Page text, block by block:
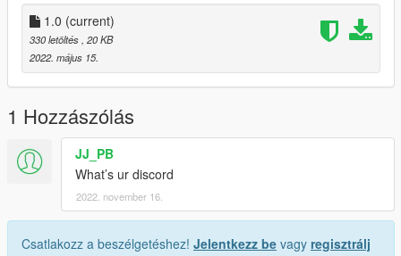
1.0 (current)
330 letöltés, 20 KB
2022. május 15.
1 Hozzászólás
JJ_PB
What’s ur discord
2022. november 16.
Csatlakozz a beszélgetéshez! Jelentkezz be vagy regisztrálj